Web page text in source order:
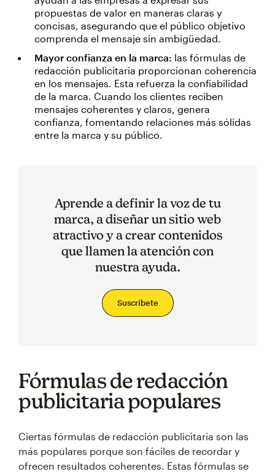
propuestas de valor en maneras claras y
concisas, asegurando que el público objetivo
comprenda el mensaje sin ambigüedad.
Mayor confianza en la marca: las fórmulas de
redacción publicitaria proporcionan coherencia
en los mensajes. Esta refuerza la confiabilidad
de la marca. Cuando los clientes reciben
mensajes coherentes y claros, genera
confianza, fomentando relaciones más sólidas
entre la marca y su público.
Aprende a definir la voz de tu
marca, a diseñar un sitio web
atractivo y a crear contenidos
que llamen la atención con
nuestra ayuda.
Suscríbete
Fórmulas de redacción
publicitaria populares
Ciertas fórmulas de redacción publicitaria son las
más populares porque son fáciles de recordar y
ofrecen resultados coherentes. Estas fórmulas se